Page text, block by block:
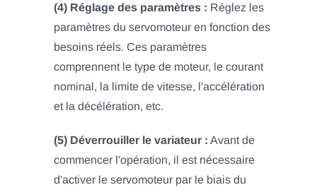
(4) Réglage des paramètres : Réglez les
paramètres du servomoteur en fonction des
besoins réels. Ces paramètres
comprennent le type de moteur, le courant
nominal, la limite de vitesse, l'accélération
et la décélération, etc.
(5) Déverrouiller le variateur : Avant de
commencer l'opération, il est nécessaire
d'activer le servomoteur par le biais du